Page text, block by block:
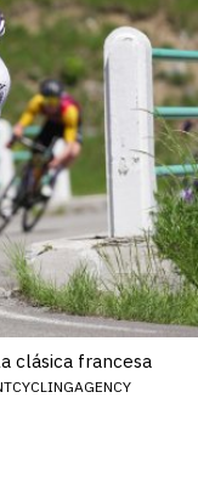
clásica francesa